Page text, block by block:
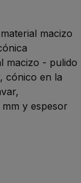
macizo
macizo - pulido
cónico en la
y espesor